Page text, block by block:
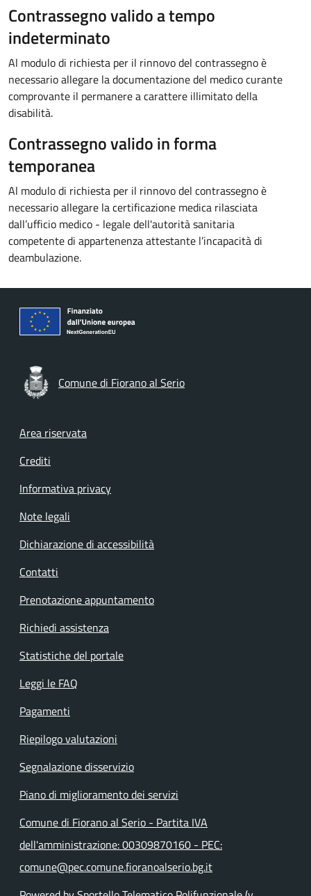
Contrassegno valido a tempo
indeterminato
Al modulo di richiesta per il rinnovo del contrassegno è
necessario allegare la documentazione del medico curante
comprovante il permanere a carattere illimitato della
disabilità.
Contrassegno valido in forma
temporanea
Al modulo di richiesta per il rinnovo del contrassegno è
necessario allegare la certificazione medica rilasciata
dall’ufficio medico - legale dell'autorità sanitaria
competente di appartenenza attestante l’incapacità di
deambulazione.
Comune di Fiorano al Serio
Footer menu
Area riservata
Crediti
Informativa privacy
Note legali
Dichiarazione di accessibilità
Contatti
Prenotazione appuntamento
Richiedi assistenza
Statistiche del portale
Leggi le FAQ
Pagamenti
Riepilogo valutazioni
Segnalazione disservizio
Piano di miglioramento dei servizi
Comune di Fiorano al Serio - Partita IVA
dell'amministrazione: 00309870160 - PEC:
comune@pec.comune.fioranoalserio.bg.it